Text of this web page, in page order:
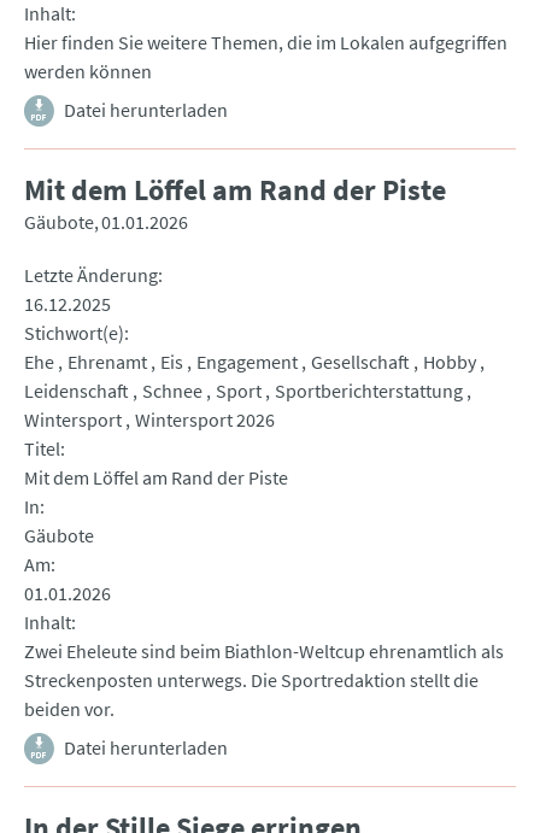
Inhalt
Hier finden Sie weitere Themen, die im Lokalen aufgegriffen
werden können
Datei herunterladen
Mit dem Löffel am Rand der Piste
Gäubote 01.01.2026
Letzte Änderung
16.12.2025
Stichwort(e)
Ehe Ehrenamt Eis Engagement Gesellschaft Hobby
Leidenschaft Schnee Sport Sportberichterstattung
Wintersport Wintersport 2026
Titel
Mit dem Löffel am Rand der Piste
In
Gäubote
Am
01.01.2026
Inhalt
Zwei Eheleute sind beim Biathlon-Weltcup ehrenamtlich als
Streckenposten unterwegs. Die Sportredaktion stellt die
beiden vor.
Datei herunterladen